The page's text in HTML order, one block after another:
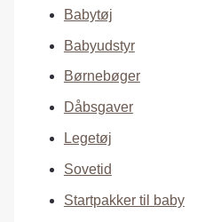
Babytøj
Babyudstyr
Børnebøger
Dåbsgaver
Legetøj
Sovetid
Startpakker til baby